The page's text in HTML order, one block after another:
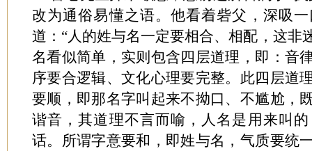
改为通俗易懂之语。他看着砦父，深吸
道：“人的姓与名一定要相合、相配，这非
名看似简单，实则包含四层道理，即：音
序要合逻辑、文化心理要完整。此四层道
要顺，即那名字叫起来不拗口、不尴尬，
谐音，其道理不言而喻，人名是用来叫
话。所谓字意要和，即姓与名，气质要统